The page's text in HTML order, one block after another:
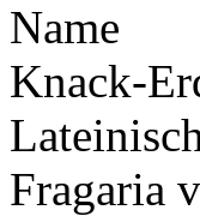
Name
Knack-
Fragaria